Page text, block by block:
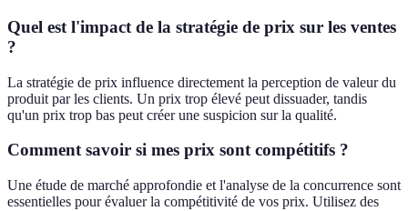
Quel est l'impact de la stratégie de prix sur les ventes
?
La stratégie de prix influence directement la perception de valeur du
produit par les clients. Un prix trop élevé peut dissuader, tandis
qu'un prix trop bas peut créer une suspicion sur la qualité.
Comment savoir si mes prix sont compétitifs ?
Une étude de marché approfondie et l'analyse de la concurrence sont
essentielles pour évaluer la compétitivité de vos prix. Utilisez des